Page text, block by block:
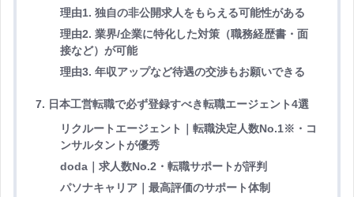
理由1. 独自の非公開求人をもらえる可能性がある
理由2. 業界/企業に特化した対策（職務経歴書・面
接など）が可能
理由3. 年収アップなど待遇の交渉もお願いできる
7. 日本工営転職で必ず登録すべき転職エージェント4選
リクルートエージェント｜転職決定人数No.1※・コ
ンサルタントが優秀
doda｜求人数No.2・転職サポートが評判
パソナキャリア｜最高評価のサポート体制